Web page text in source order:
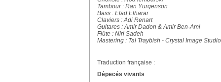
Tambour : Ran Yurgenson
Bass : Elad Elharar
Claviers : Adi Renart
Guitares : Amir Dadon & Amir Ben-Ami
Flûte : Niri Sadeh
Mastering : Tal Traybish - Crystal Image
Traduction française :
Dépecés vivants